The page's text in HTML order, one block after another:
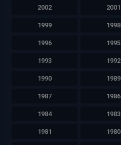
2002 2001
1999 1998
1996 1995
1993 1992
1990 1989
1987 1986
1984 1983
1981 1980